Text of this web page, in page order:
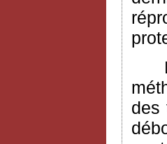
des